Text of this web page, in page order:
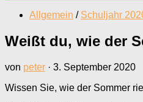
Allgemein / Schuljahr
Weißt du, wie der
von peter · 3. September 2020
Wissen Sie, wie der Sommer